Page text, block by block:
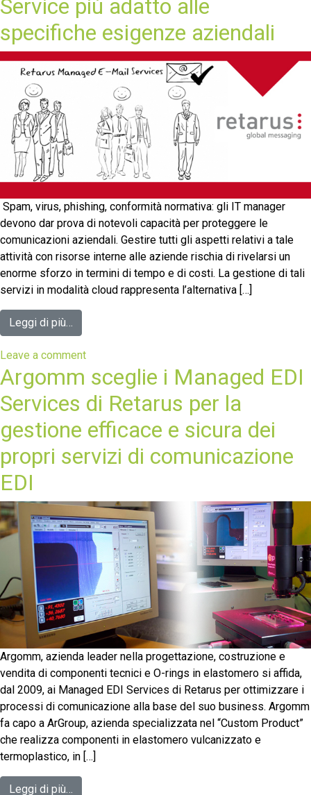
Service più adatto alle
specifiche esigenze aziendali
Spam, virus, phishing, conformità normativa: gli IT manager
devono dar prova di notevoli capacità per proteggere le
comunicazioni aziendali. Gestire tutti gli aspetti relativi a tale
attività con risorse interne alle aziende rischia di rivelarsi un
enorme sforzo in termini di tempo e di costi. La gestione di tali
servizi in modalità cloud rappresenta l’alternativa […]
Leggi di più…
Leave a comment
Argomm sceglie i Managed EDI
Services di Retarus per la
gestione efficace e sicura dei
propri servizi di comunicazione
EDI
Argomm, azienda leader nella progettazione, costruzione e
vendita di componenti tecnici e O-rings in elastomero si affida,
dal 2009, ai Managed EDI Services di Retarus per ottimizzare i
processi di comunicazione alla base del suo business. Argomm
fa capo a ArGroup, azienda specializzata nel “Custom Product”
che realizza componenti in elastomero vulcanizzato e
termoplastico, in […]
Leggi di più…